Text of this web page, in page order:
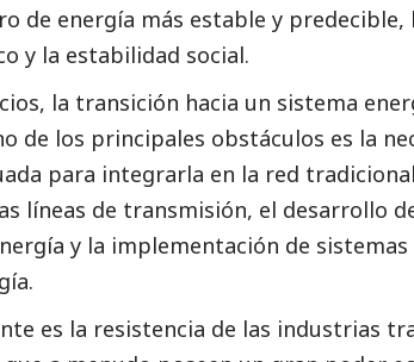
de energía más estable y
y la estabilidad social.
la transición hacia un sistema
de los principales obstáculos es la
para integrarla en la red
líneas de transmisión, el desarrollo
y la implementación de
es la resistencia de las industrias